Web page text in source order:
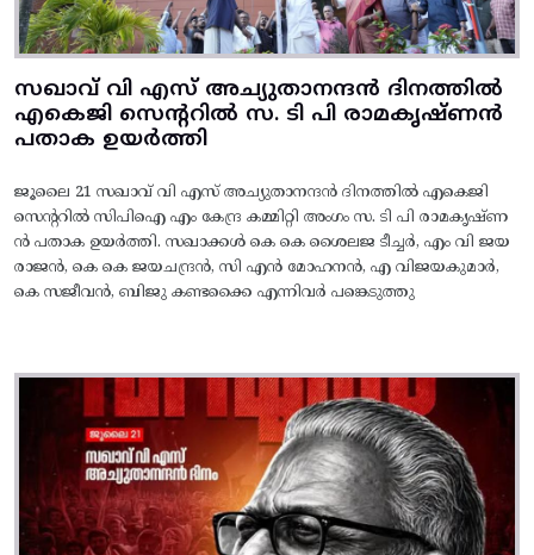
സഖാവ് വി എസ് അച്യുതാനന്ദൻ ദിനത്തിൽ
എകെജി സെന്ററിൽ സ. ടി പി രാമകൃഷ്‌ണൻ
പതാക ഉയർത്തി
ജൂലൈ 21 സഖാവ് വി എസ് അച്യുതാനന്ദൻ ദിനത്തിൽ എകെജി
സെന്ററിൽ സിപിഐ എം കേന്ദ്ര കമ്മിറ്റി അംഗം സ. ടി പി രാമകൃഷ്‌ണ
ൻ പതാക ഉയർത്തി. സഖാക്കൾ കെ കെ ശൈലജ ടീച്ചർ, എം വി ജയ
രാജൻ, കെ കെ ജയചന്ദ്രൻ, സി എൻ മോഹനൻ, എ വിജയകുമാർ,
കെ സജീവൻ, ബിജു കണ്ടക്കൈ എന്നിവർ പങ്കെടുത്തു